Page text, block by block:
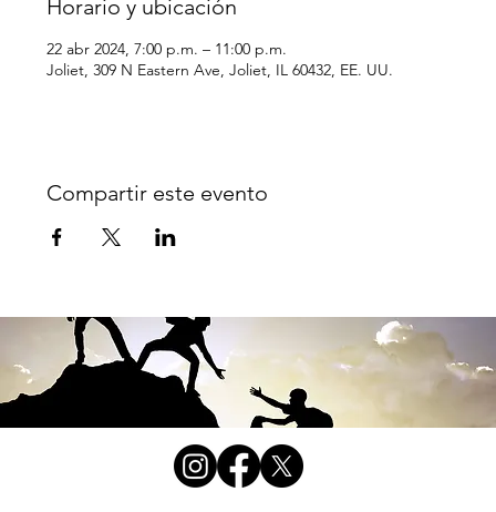
Horario y ubicación
22 abr 2024, 7:00 p.m. – 11:00 p.m.
Joliet, 309 N Eastern Ave, Joliet, IL 60432, EE. UU.
Compartir este evento